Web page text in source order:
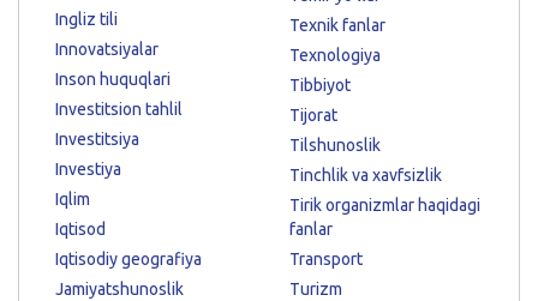
Ingliz tili
Innovatsiyalar
Inson huquqlari
Investitsion tahlil
Investitsiya
Investiya
Iqlim
Iqtisod
Iqtisodiy geografiya
Jamiyatshunoslik
Texnik fanlar
Texnologiya
Tibbiyot
Tijorat
Tilshunoslik
Tinchlik va xavfsizlik
Tirik organizmlar haqidagi
fanlar
Transport
Turizm